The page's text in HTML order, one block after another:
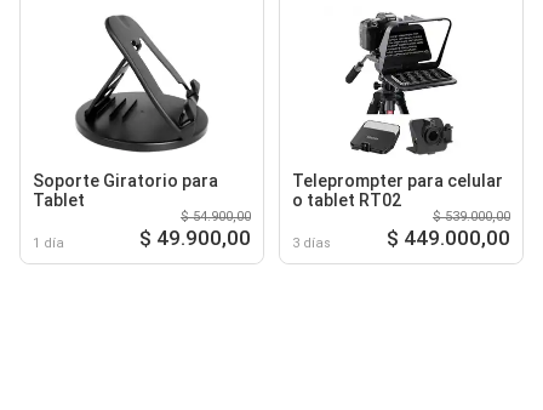
Soporte Giratorio para
Tablet
1 día
$ 54.900,00
$ 49.900,00
Teleprompter para celular
o tablet RT02
3 días
$ 539.000,00
$ 449.000,00